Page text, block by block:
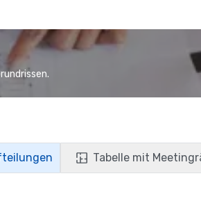
Tabelle mit